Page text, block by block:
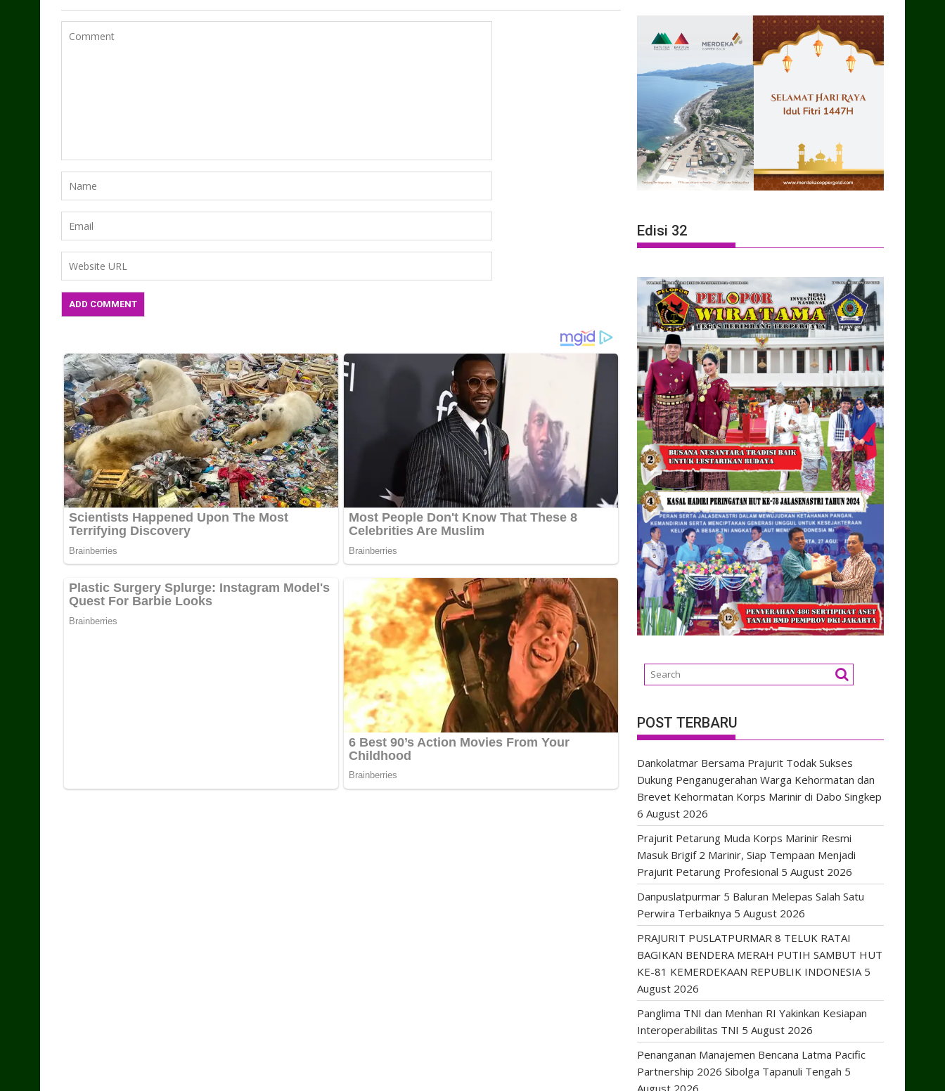
Edisi 32
POST TERBARU
Dankolatmar Bersama Prajurit Todak Sukses
Dukung Penganugerahan Warga Kehormatan dan
Brevet Kehormatan Korps Marinir di Dabo Singkep
6 August 2026
Prajurit Petarung Muda Korps Marinir Resmi
Masuk Brigif 2 Marinir, Siap Tempaan Menjadi
Prajurit Petarung Profesional 5 August 2026
Danpuslatpurmar 5 Baluran Melepas Salah Satu
Perwira Terbaiknya 5 August 2026
PRAJURIT PUSLATPURMAR 8 TELUK RATAI
BAGIKAN BENDERA MERAH PUTIH SAMBUT HUT
KE-81 KEMERDEKAAN REPUBLIK INDONESIA 5
August 2026
Panglima TNI dan Menhan RI Yakinkan Kesiapan
Interoperabilitas TNI 5 August 2026
Penanganan Manajemen Bencana Latma Pacific
Partnership 2026 Sibolga Tapanuli Tengah 5
August 2026